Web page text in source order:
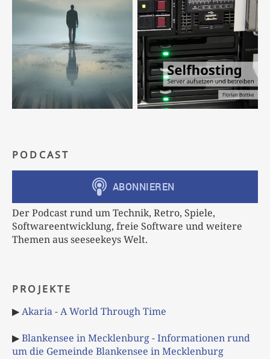
PODCAST
Der Podcast rund um Technik, Retro, Spiele,
Softwareentwicklung, freie Software und weitere
Themen aus seeseekeys Welt.
PROJEKTE
▶Akaria - A World Through Time
▶Blankensee in Mecklenburg - Informationen rund
um die Gemeinde Blankensee in Mecklenburg